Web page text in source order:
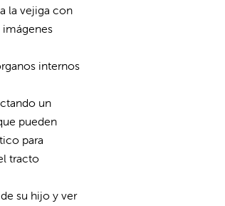
la vejiga con
imágenes
internos
un
pueden
para
tracto
su hijo y ver